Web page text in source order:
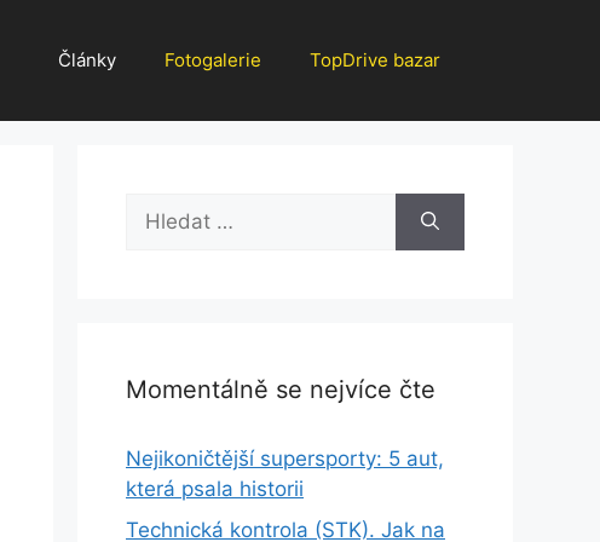
Články Fotogalerie TopDrive bazar
Hledat:
Momentálně se nejvíce čte
Nejikoničtější supersporty: 5 aut,
která psala historii
Technická kontrola (STK). Jak na